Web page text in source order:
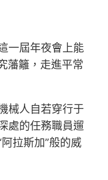
一屆年夜會上能
藩籬，走進平常
械人自若穿行于
處的任務職員遛
拉斯加”般的威